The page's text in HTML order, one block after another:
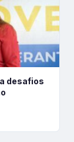
desafios